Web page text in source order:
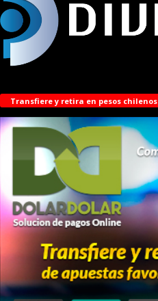
Transfiere y retira en pesos chilenos